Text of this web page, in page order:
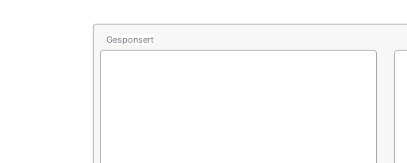
Gesponsert